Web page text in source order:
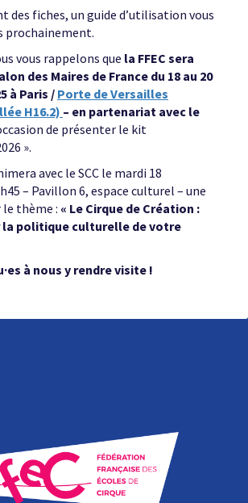
des fiches, un guide d’utilisation vous
prochainement.
vous rappelons que la FFEC sera
des Maires de France du 18 au 20
à Paris / Porte de Versailles
H16.2) – en partenariat avec le
de présenter le kit
».
avec le SCC le mardi 18
– Pavillon 6, espace culturel – une
thème : « Le Cirque de Création :
politique culturelle de votre
à nous y rendre visite !